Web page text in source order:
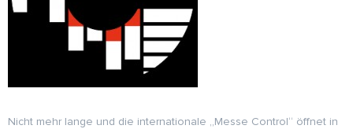
Nicht mehr lange und die internationale „Messe Control“ öffnet in